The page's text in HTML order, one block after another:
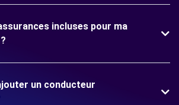
incluses pour ma
un conducteur